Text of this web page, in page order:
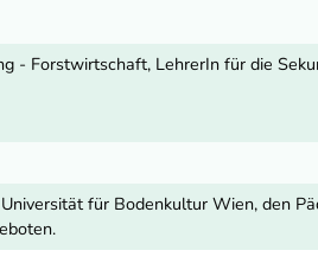
- Forstwirtschaft, LehrerIn für die
für Bodenkultur Wien, den